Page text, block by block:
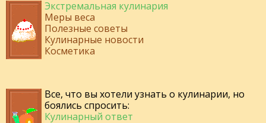
Экстремальная кулинария
Меры веса
Полезные советы
Кулинарные новости
Косметика
Все, что вы хотели узнать о кулинарии, но
боялись спросить:
Кулинарный ответ